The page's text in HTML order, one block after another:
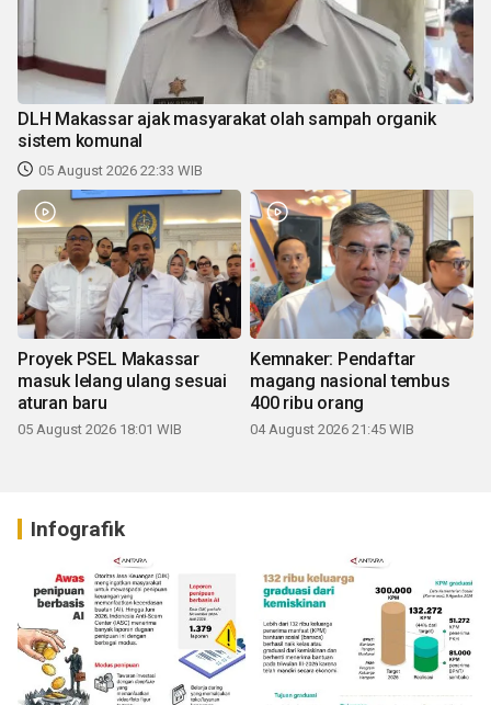
DLH Makassar ajak masyarakat olah sampah organik
sistem komunal
05 August 2026 22:33 WIB
Proyek PSEL Makassar
masuk lelang ulang sesuai
aturan baru
05 August 2026 18:01 WIB
Kemnaker: Pendaftar
magang nasional tembus
400 ribu orang
04 August 2026 21:45 WIB
Infografik